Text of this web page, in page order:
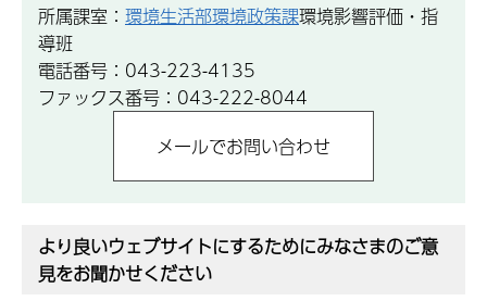
所属課室： 環境生活部環境政策課環境影響評価・指
導班
電話番号：043-223-4135
ファックス番号：043-222-8044
より良いウェブサイトにするためにみなさまのご意
見をお聞かせください